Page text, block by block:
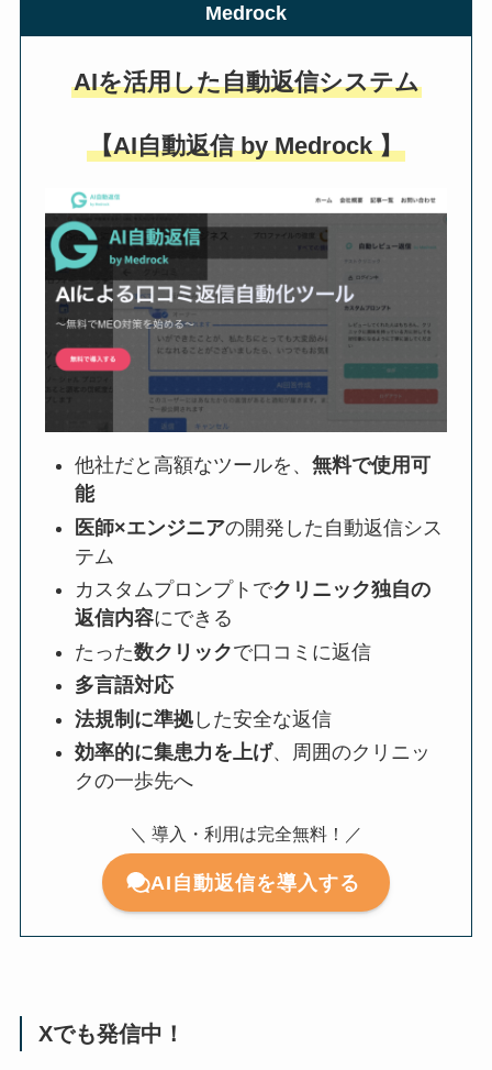
Medrock
AIを活用した自動返信システム
【AI自動返信 by Medrock 】
他社だと高額なツールを、無料で使用可
能
医師×エンジニアの開発した自動返信シス
テム
カスタムプロンプトでクリニック独自の
返信内容にできる
たった数クリックで口コミに返信
多言語対応
法規制に準拠 した安全な返信
効率的に集患力を上げ、周囲のクリニッ
クの一歩先へ
＼ 導入・利用は完全無料！／
AI自動返信を導入する
Xでも発信中！